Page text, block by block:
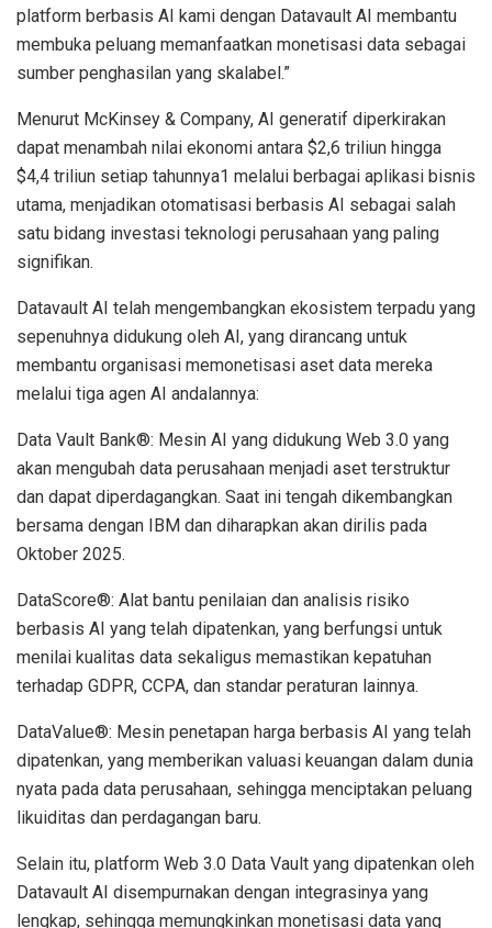
platform berbasis AI kami dengan Datavault AI membantu
membuka peluang memanfaatkan monetisasi data sebagai
sumber penghasilan yang skalabel.”
Menurut McKinsey & Company, AI generatif diperkirakan
dapat menambah nilai ekonomi antara $2,6 triliun hingga
$4,4 triliun setiap tahunnya1 melalui berbagai aplikasi bisnis
utama, menjadikan otomatisasi berbasis AI sebagai salah
satu bidang investasi teknologi perusahaan yang paling
signifikan.
Datavault AI telah mengembangkan ekosistem terpadu yang
sepenuhnya didukung oleh AI, yang dirancang untuk
membantu organisasi memonetisasi aset data mereka
melalui tiga agen AI andalannya:
Data Vault Bank®: Mesin AI yang didukung Web 3.0 yang
akan mengubah data perusahaan menjadi aset terstruktur
dan dapat diperdagangkan. Saat ini tengah dikembangkan
bersama dengan IBM dan diharapkan akan dirilis pada
Oktober 2025.
DataScore®: Alat bantu penilaian dan analisis risiko
berbasis AI yang telah dipatenkan, yang berfungsi untuk
menilai kualitas data sekaligus memastikan kepatuhan
terhadap GDPR, CCPA, dan standar peraturan lainnya.
DataValue®: Mesin penetapan harga berbasis AI yang telah
dipatenkan, yang memberikan valuasi keuangan dalam dunia
nyata pada data perusahaan, sehingga menciptakan peluang
likuiditas dan perdagangan baru.
Selain itu, platform Web 3.0 Data Vault yang dipatenkan oleh
Datavault AI disempurnakan dengan integrasinya yang
lengkap, sehingga memungkinkan monetisasi data yang